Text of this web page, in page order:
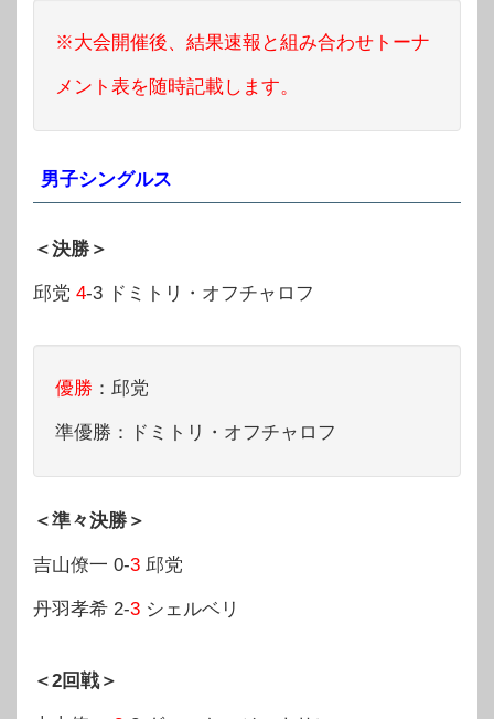
※大会開催後、結果速報と組み合わせトーナ
メント表を随時記載します。
男子シングルス
＜決勝＞
邱党 4-3 ドミトリ・オフチャロフ
優勝 ：邱党
準優勝：ドミトリ・オフチャロフ
＜準々決勝＞
吉山僚一 0-3 邱党
丹羽孝希 2-3 シェルベリ
＜2回戦＞